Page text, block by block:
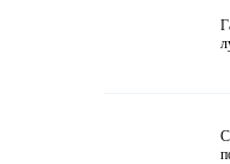
Виниловые
Домашние